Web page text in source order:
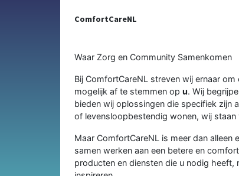
ComfortCareNL
Waar Zorg en Community Samenkomen
Bij ComfortCareNL streven wij ernaar
mogelijk af te stemmen op u. Wij
bieden wij oplossingen die specifiek zijn
of levensloopbestendig wonen, wij
Maar ComfortCareNL is meer dan alleen
samen werken aan een betere en
producten en diensten die u nodig heeft,